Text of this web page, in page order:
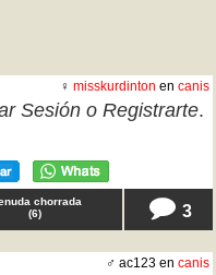
♀ misskurdinton en canis
Sesión o Registrarte.
chorrada
(6) 3
♂ ac123 en canis